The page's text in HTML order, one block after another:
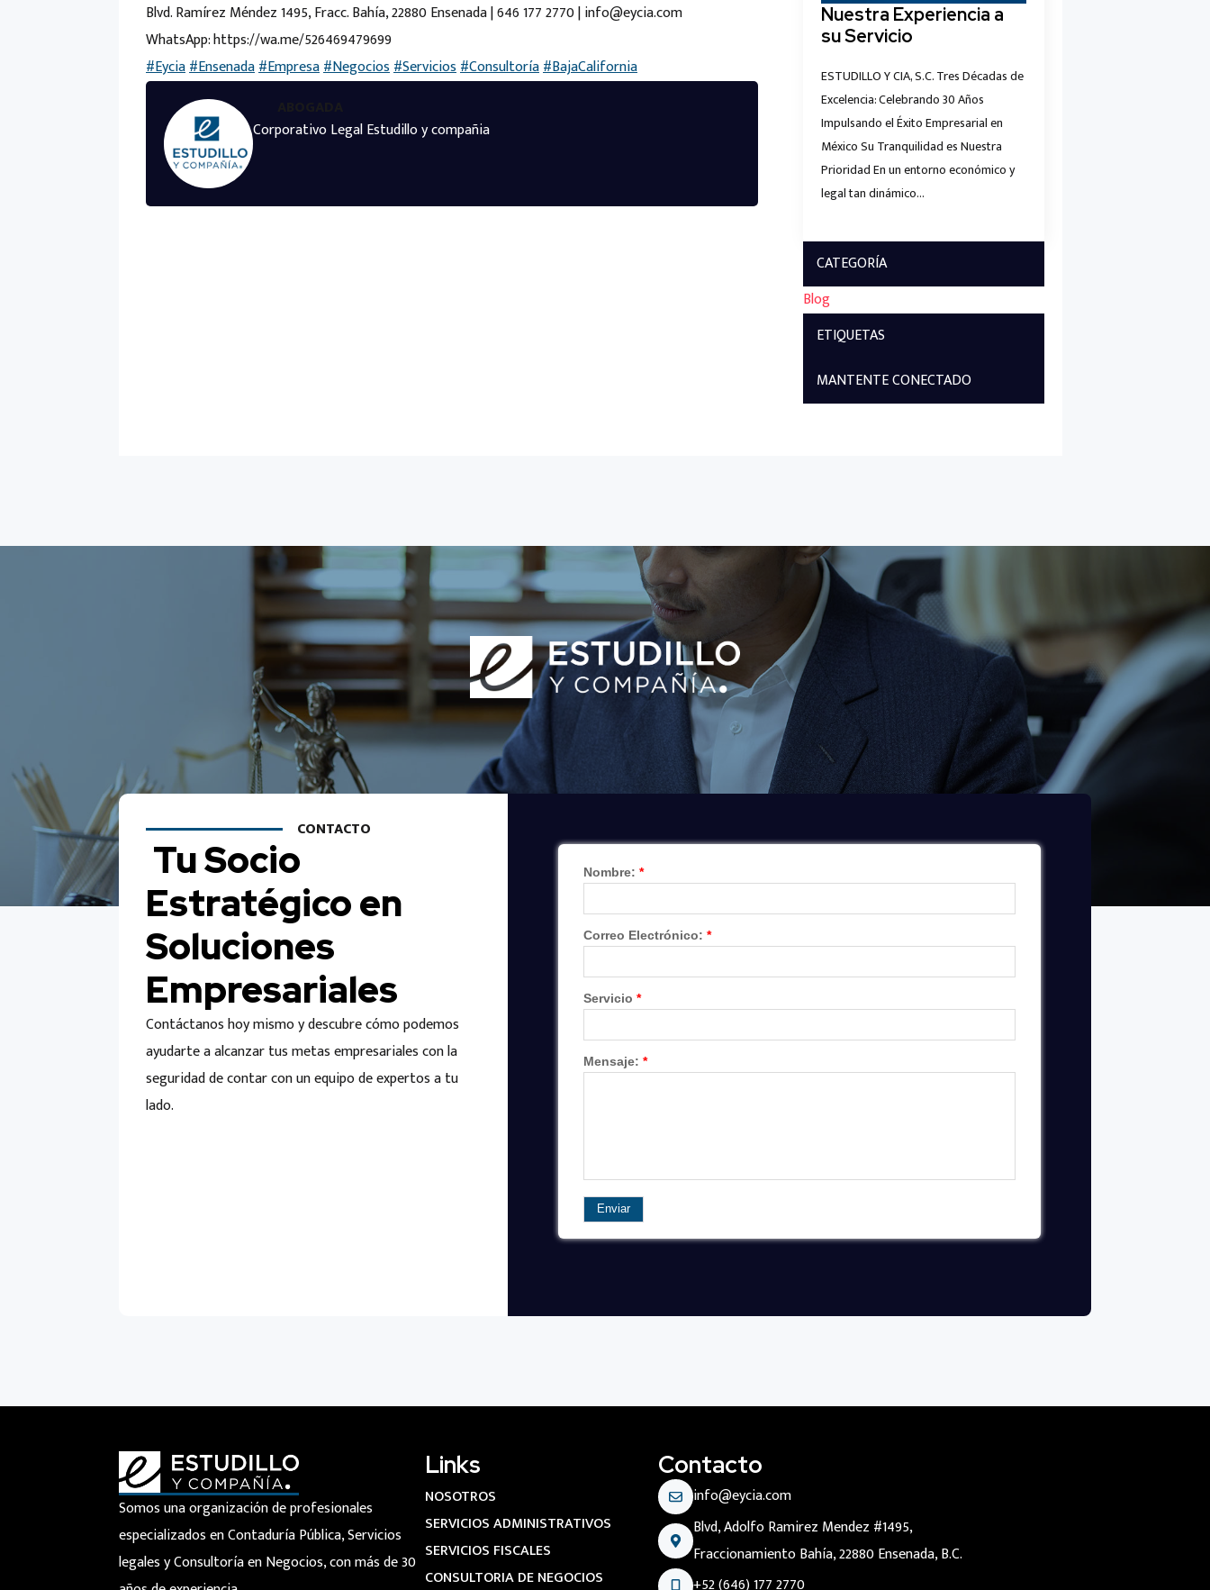
Blvd. Ramírez Méndez 1495, Fracc. Bahía, 22880 Ensenada | 646 177 2770 | info@eycia.com
WhatsApp: https://wa.me/526469479699
#Eycia#Ensenada#Empresa#Negocios#Servicios#Consultoría#BajaCalifornia
Corporativo Legal Estudillo y compañia
Nuestra Experiencia a
su Servicio
ESTUDILLO Y CIA, S.C. Tres Décadas de
Excelencia: Celebrando 30 Años
Impulsando el Éxito Empresarial en
México Su Tranquilidad es Nuestra
Prioridad En un entorno económico y
legal tan dinámico…
CATEGORÍA
Blog
ETIQUETAS
MANTENTE CONECTADO
CONTACTO
Tu Socio
Estratégico en
Soluciones
Empresariales
Contáctanos hoy mismo y descubre cómo podemos
ayudarte a alcanzar tus metas empresariales con la
seguridad de contar con un equipo de expertos a tu
lado.
Somos una organización de profesionales
especializados en Contaduría Pública, Servicios
legales y Consultoría en Negocios, con más de 30
Links
NOSOTROS
SERVICIOS ADMINISTRATIVOS
SERVICIOS FISCALES
CONSULTORIA DE NEGOCIOS
Contacto
info@eycia.com
Blvd, Adolfo Ramirez Mendez #1495,
Fraccionamiento Bahía, 22880 Ensenada, B.C.
+52 (646) 177 2770